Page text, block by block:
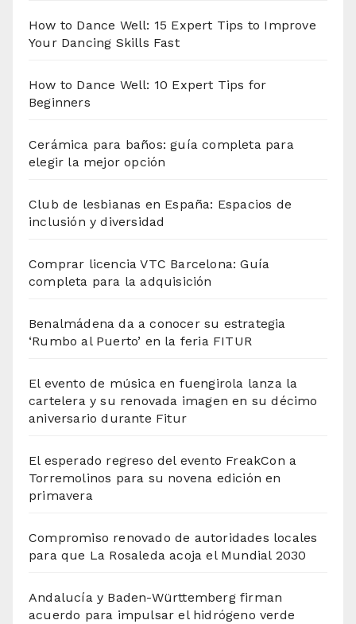
How to Dance Well: 15 Expert Tips to Improve
Your Dancing Skills Fast
How to Dance Well: 10 Expert Tips for
Beginners
Cerámica para baños: guía completa para
elegir la mejor opción
Club de lesbianas en España: Espacios de
inclusión y diversidad
Comprar licencia VTC Barcelona: Guía
completa para la adquisición
Benalmádena da a conocer su estrategia
‘Rumbo al Puerto’ en la feria FITUR
El evento de música en fuengirola lanza la
cartelera y su renovada imagen en su décimo
aniversario durante Fitur
El esperado regreso del evento FreakCon a
Torremolinos para su novena edición en
primavera
Compromiso renovado de autoridades locales
para que La Rosaleda acoja el Mundial 2030
Andalucía y Baden-Württemberg firman
acuerdo para impulsar el hidrógeno verde